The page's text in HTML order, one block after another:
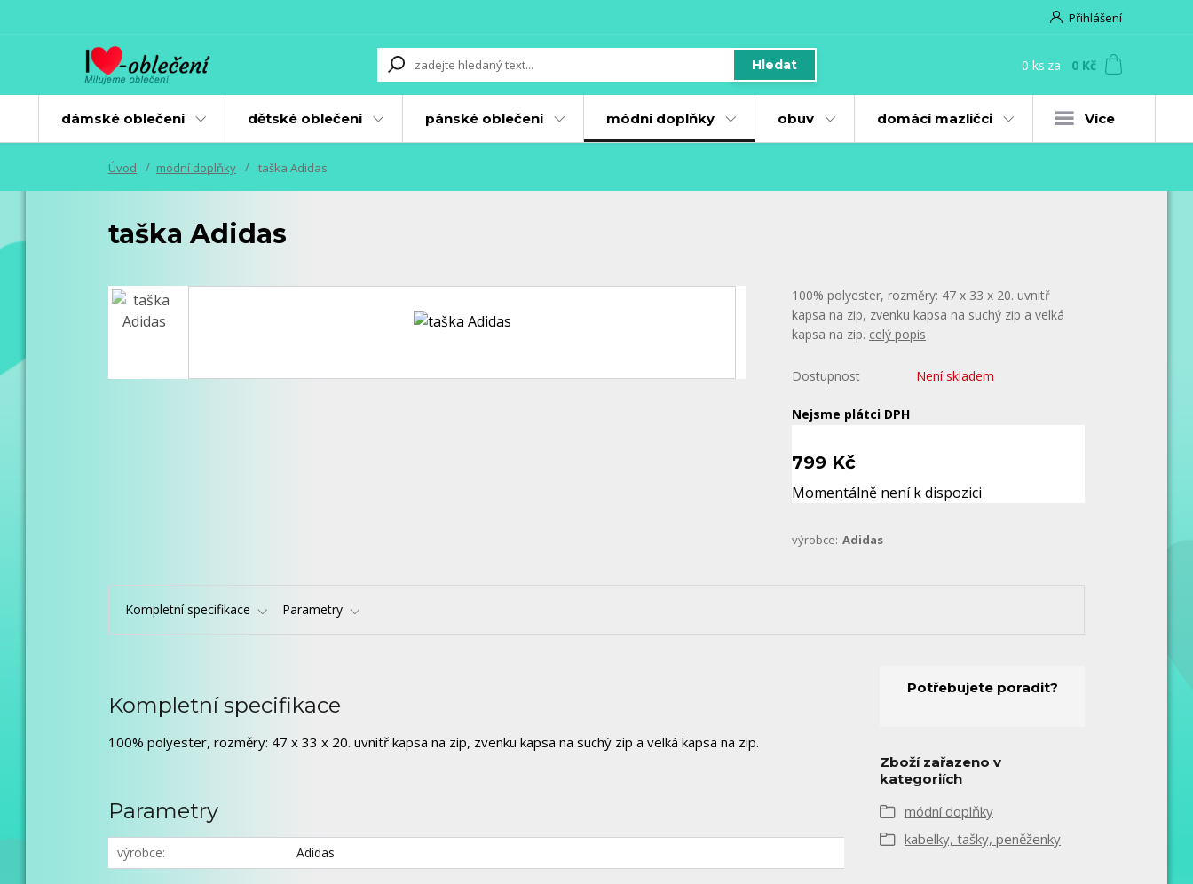
Přihlášení
Hledat 0 ks za 0 Kč
dámské oblečení dětské oblečení pánské oblečení módní doplňky obuv domácí mazlíčci Více
Úvod módní doplňky taška Adidas
taška Adidas
100% polyester, rozměry: 47 x 33 x 20. uvnitř
kapsa na zip, zvenku kapsa na suchý zip a velká
kapsa na zip. celý popis
Dostupnost Není skladem
Nejsme plátci DPH
799 Kč
Momentálně není k dispozici
výrobce: Adidas
Kompletní specifikace Parametry
Kompletní specifikace
100% polyester, rozměry: 47 x 33 x 20. uvnitř kapsa na zip, zvenku kapsa na suchý zip a velká kapsa na zip.
Parametry
výrobce Adidas
Potřebujete poradit?
Zboží zařazeno v
kategoriích
módní doplňky
kabelky, tašky, peněženky